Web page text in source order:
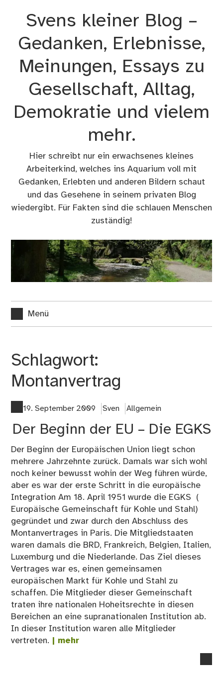
Svens kleiner Blog –
Gedanken, Erlebnisse,
Meinungen, Essays zu
Gesellschaft, Alltag,
Demokratie und vielem
mehr.
Hier schreibt nur ein erwachsenes kleines
Arbeiterkind, welches ins Aquarium voll mit
Gedanken, Erlebten und anderen Bildern schaut
und das Gesehene in seinem privaten Blog
wiedergibt. Für Fakten sind die schlauen Menschen
zuständig!
Menü
Schlagwort:
Montanvertrag
19. September 2009 Sven Allgemein
Der Beginn der EU – Die EGKS
Der Beginn der Europäischen Union liegt schon
mehrere Jahrzehnte zurück. Damals war sich wohl
noch keiner bewusst wohin der Weg führen würde,
aber es war der erste Schritt in die europäische
Integration Am 18. April 1951 wurde die EGKS (
Europäische Gemeinschaft für Kohle und Stahl)
gegründet und zwar durch den Abschluss des
Montanvertrages in Paris. Die Mitgliedstaaten
waren damals die BRD, Frankreich, Belgien, Italien,
Luxemburg und die Niederlande. Das Ziel dieses
Vertrages war es, einen gemeinsamen
europäischen Markt für Kohle und Stahl zu
schaffen. Die Mitglieder dieser Gemeinschaft
traten ihre nationalen Hoheitsrechte in diesen
Bereichen an eine supranationalen Institution ab.
In dieser Institution waren alle Mitglieder
vertreten. | mehr